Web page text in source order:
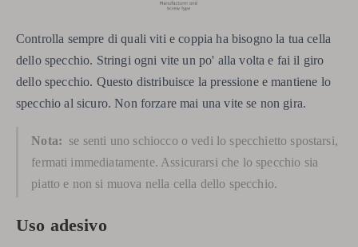
Controlla sempre di quali viti e coppia ha bisogno la tua cella
dello specchio. Stringi ogni vite un po' alla volta e fai il giro
dello specchio. Questo distribuisce la pressione e mantiene lo
specchio al sicuro. Non forzare mai una vite se non gira.
Nota: se senti uno schiocco o vedi lo specchietto spostarsi,
fermati immediatamente. Assicurarsi che lo specchio sia
piatto e non si muova nella cella dello specchio.
Uso adesivo